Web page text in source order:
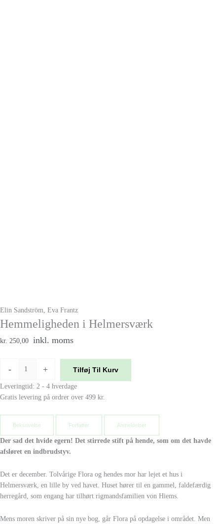
Elin Sandström, Eva Frantz
Hemmeligheden i Helmersværk
kr. 250,00 inkl. moms
- + Tilføj Til Kurv
Leveringtid: 2 - 4 hverdage
Gratis levering på ordrer over 499 kr.
Beksrivelse Forfatter Anmeldelser
Der sad det hvide egern! Det stirrede stift på hende, som om det havde
afsløret en indbrudstyv.
Det er december. Tolvårige Flora og hendes mor har lejet et hus i
Helmersværk, en lille by ved havet. Huset hører til en gammel, faldefærdig
herregård, som engang har tilhørt rigmandsfamilien von Hiems.
Mens moren skriver på sin nye bog, går Flora på opdagelse i området. Men